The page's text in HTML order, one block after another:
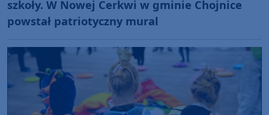
szkoły. W Nowej Cerkwi w gminie Chojnice
powstał patriotyczny mural